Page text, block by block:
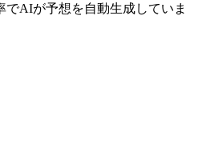
でAIが予想を自動生成していま